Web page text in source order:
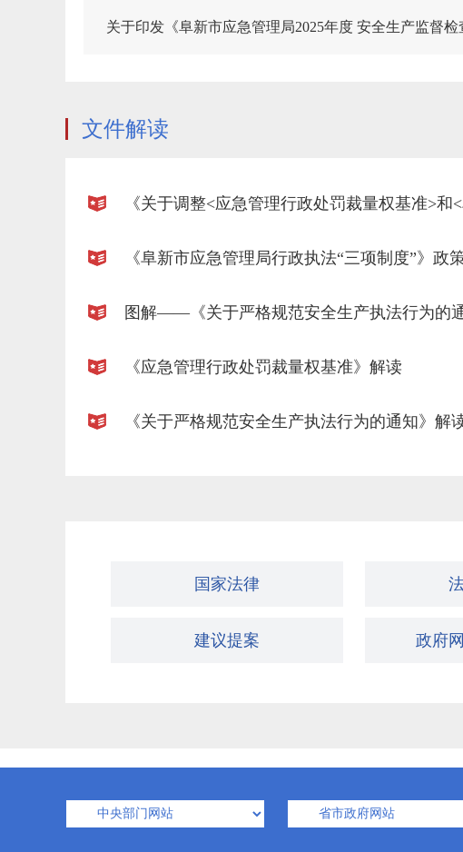
关于印发《阜新市应急管理局2025年度 安全生产监督
文件解读
《阜新市应急管理局行政执法“三项制度”》政
图解——《关于严格规范安全生产执法行为的通
《应急管理行政处罚裁量权基准》解读
《关于严格规范安全生产执法行为的通知》解
国家法律
建议提案 政府